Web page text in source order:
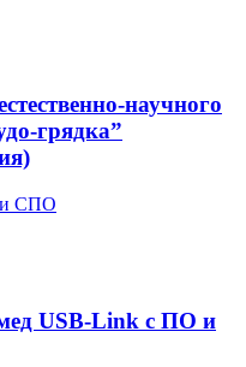
научного
грядка”
и СПО
USB-Link с ПО и